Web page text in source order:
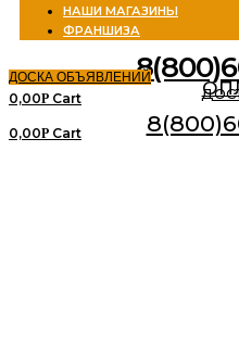
НАШИ МАГАЗИНЫ
ФРАНШИЗА
ДОСКА ОБЪЯВЛЕНИЙ
0,00Р Cart
0,00Р Cart